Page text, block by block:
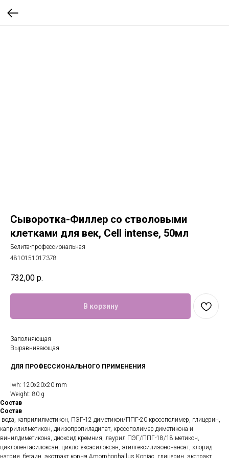
Сыворотка-Филлер со стволовыми
клетками для век, Cell intense, 50мл
Белита-профессиональная
4810151017378
732,00 р.
В корзину
Заполняющая
Выравнивающая
ДЛЯ ПРОФЕССИОНАЛЬНОГО ПРИМЕНЕНИЯ
lwh: 120x20x20 mm
Weight: 80 g
Состав
Состав
вода, каприлилметикон, ПЭГ-12 диметикон/ППГ-20 кроссполимер, глицерин,
каприлилметикон, диизопропиладипат, кроссполимер диметикона и
винилдиметикона, диоксид кремния, лаурил ПЭГ/ППГ-18/18 метикон,
циклопентасилоксан, циклогексасилоксан, этилгексилизононаноат, хлорид